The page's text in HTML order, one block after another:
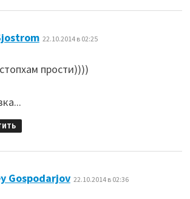
: 22.10.2014 в 02:25
прости))))
Gospodarjov: 22.10.2014 в 02:36